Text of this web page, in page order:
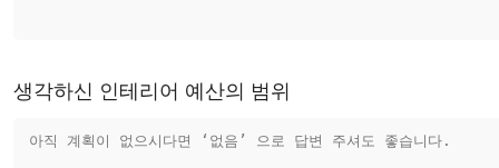
생각하신 인테리어 예산의 범위